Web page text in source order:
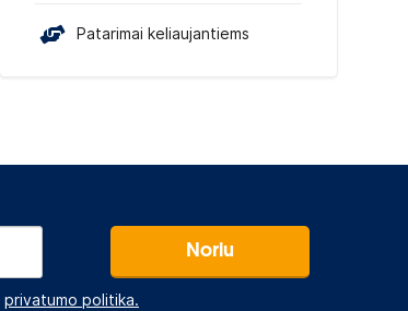
Patarimai keliaujantiems
privatumo politika.
Noriu